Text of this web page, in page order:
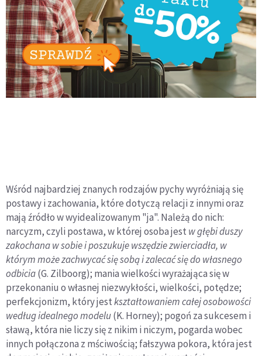
Wśród najbardziej znanych rodzajów pychy wyróżniają się
postawy i zachowania, które dotyczą relacji z innymi oraz
mają źródło w wyidealizowanym "ja". Należą do nich:
narcyzm, czyli postawa, w której osoba jest w głębi duszy
zakochana w sobie i poszukuje wszędzie zwierciadła, w
którym może zachwycać się sobą i zalecać się do własnego
odbicia(G. Zilboorg); mania wielkości wyrażająca się w
przekonaniu o własnej niezwykłości, wielkości, potędze;
perfekcjonizm, który jestkształtowaniem całej osobowości
według idealnego modelu(K. Horney); pogoń za sukcesem i
sławą, która nie liczy się z nikim i niczym, pogarda wobec
innych połączona z mściwością; fałszywa pokora, która jest